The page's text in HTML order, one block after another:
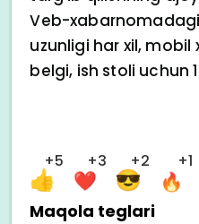
Veb-
uzunligi har xil,
belgi, ish stoli uchun
+5 +3 +2 +1
Maqola teglari